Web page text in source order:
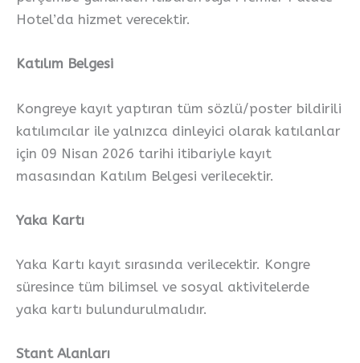
Hotel’da hizmet verecektir.
Katılım Belgesi
Kongreye kayıt yaptıran tüm sözlü/poster bildirili
katılımcılar ile yalnızca dinleyici olarak katılanlar
için 09 Nisan 2026 tarihi itibariyle kayıt
masasından Katılım Belgesi verilecektir.
Yaka Kartı
Yaka Kartı kayıt sırasında verilecektir. Kongre
süresince tüm bilimsel ve sosyal aktivitelerde
yaka kartı bulundurulmalıdır.
Stant Alanları